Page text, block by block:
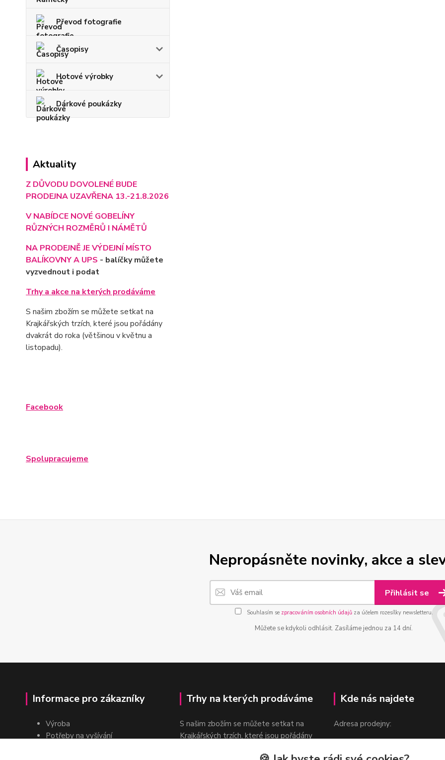
Převod fotografie
Časopisy
Hotové výrobky
Dárkové poukázky
Aktuality
Z DŮVODU DOVOLENÉ BUDE
PRODEJNA UZAVŘENA 13.-21.8.2026
V NABÍDCE NOVÉ GOBELÍNY
RŮZNÝCH ROZMĚRŮ I NÁMĚTŮ
NA PRODEJNĚ JE VÝDEJNÍ MÍSTO
BALÍKOVNY A UPS - balíčky můžete
vyzvednout i podat
Trhy a akce na kterých prodáváme
S našim zbožím se můžete setkat na
Krajkářských trzích, které jsou pořádány
dvakrát do roka (většinou v květnu a
listopadu).
Facebook
Spolupracujeme
Nepropásněte novinky, akce a
Přihlásit se
Souhlasím se zpracováním osobních údajůza účelem rozesílky newsletteru.
Můžete se kdykoli odhlásit. Zasíláme jednou za 14 dní.
Informace pro zákazníky
Výroba
Potřeby na vyšívání
Trhy na kterých prodáváme
S našim zbožím se můžete setkat na
Krajkářských trzích, které jsou pořádány
Kde nás najdete
Adresa prodejny: